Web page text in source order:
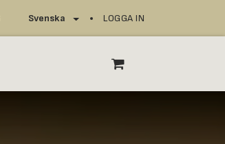
Svenska LOGGA IN